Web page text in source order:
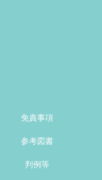
免責事項
参考図書
判例等